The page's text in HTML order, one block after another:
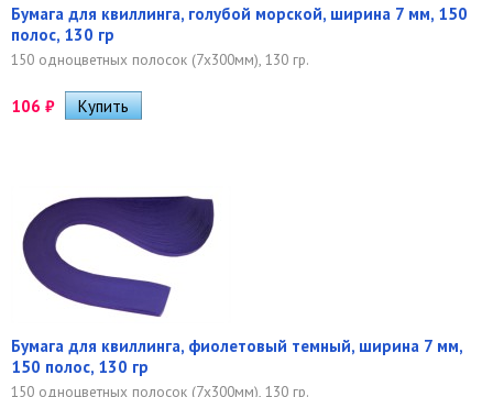
Бумага для квиллинга, голубой морской, ширина 7 мм, 150
полос, 130 гр
150 одноцветных полосок (7х300мм), 130 гр.
106 ₽
Бумага для квиллинга, фиолетовый темный, ширина 7 мм,
150 полос, 130 гр
150 одноцветных полосок (7х300мм), 130 гр.